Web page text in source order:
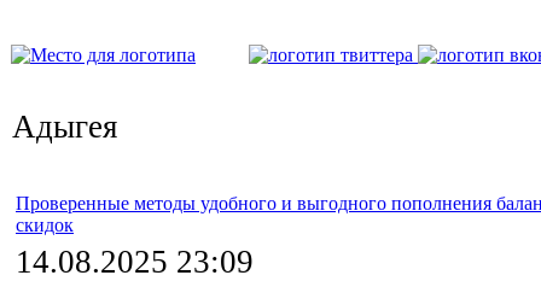
Адыгея
Проверенные методы удобного и выгодного пополнения
скидок
14.08.2025 23:09